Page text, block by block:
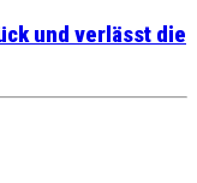
und verlässt die